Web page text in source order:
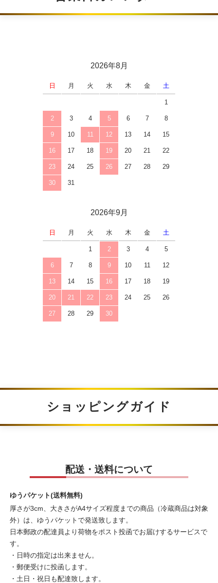
2026年8月
日 月 火 水 木 金 土
1
2 3 4 5 6 7 8
9 10 11 12 13 14 15
16 17 18 19 20 21 22
23 24 25 26 27 28 29
30 31
2026年9月
日 月 火 水 木 金 土
1 2 3 4 5
6 7 8 9 10 11 12
13 14 15 16 17 18 19
20 21 22 23 24 25 26
27 28 29 30
ショッピングガイド
配送・送料について
ゆうパケット(送料無料)
厚さが3cm、大きさがA4サイズ程度までの商品（冷蔵商品は対象
外）は、ゆうパケットで発送致します。
日本郵政の配達員より荷物をポスト投函でお届けするサービスで
す。
・日時の指定は出来ません。
・郵便受けに投函します。
・土日・祝日も配達致します。